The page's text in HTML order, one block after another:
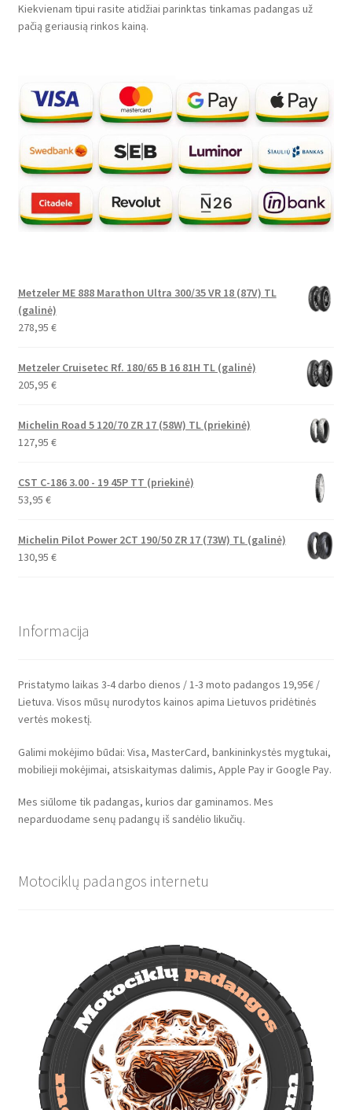
Kiekvienam tipui rasite atidžiai parinktas tinkamas padangas už
pačią geriausią rinkos kainą.
Metzeler ME 888 Marathon Ultra 300/35 VR 18 (87V) TL
(galinė)
278,95 €
Metzeler Cruisetec Rf. 180/65 B 16 81H TL (galinė)
205,95 €
Michelin Road 5 120/70 ZR 17 (58W) TL (priekinė)
127,95 €
CST C-186 3.00 - 19 45P TT (priekinė)
53,95 €
Michelin Pilot Power 2CT 190/50 ZR 17 (73W) TL (galinė)
130,95 €
Informacija
Pristatymo laikas 3-4 darbo dienos / 1-3 moto padangos 19,95€ /
Lietuva. Visos mūsų nurodytos kainos apima Lietuvos pridėtinės
vertės mokestį.
Galimi mokėjimo būdai: Visa, MasterCard, bankininkystės mygtukai,
mobilieji mokėjimai, atsiskaitymas dalimis, Apple Pay ir Google Pay.
Mes siūlome tik padangas, kurios dar gaminamos. Mes
neparduodame senų padangų iš sandėlio likučių.
Motociklų padangos internetu